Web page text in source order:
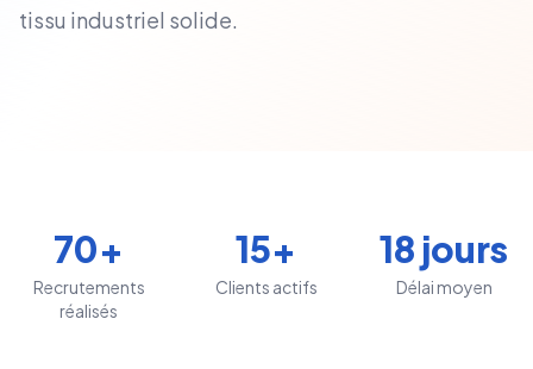
tissu industriel solide.
70+
Recrutements
réalisés
15+
Clients actifs
18 jours
Délai moyen